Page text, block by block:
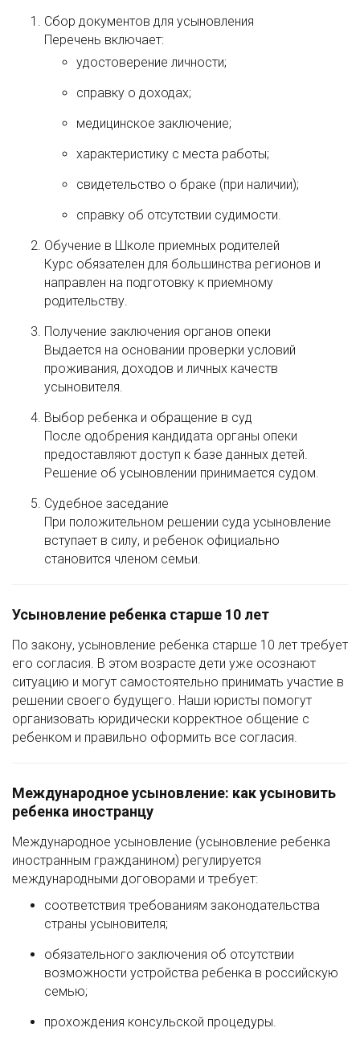
Сбор документов для усыновления
Перечень включает:
удостоверение личности;
справку о доходах;
медицинское заключение;
характеристику с места работы;
свидетельство о браке (при наличии);
справку об отсутствии судимости.
Обучение в Школе приемных родителей
Курс обязателен для большинства регионов и
направлен на подготовку к приемному
родительству.
Получение заключения органов опеки
Выдается на основании проверки условий
проживания, доходов и личных качеств
усыновителя.
Выбор ребенка и обращение в суд
После одобрения кандидата органы опеки
предоставляют доступ к базе данных детей.
Решение об усыновлении принимается судом.
Судебное заседание
При положительном решении суда усыновление
вступает в силу, и ребенок официально
становится членом семьи.
Усыновление ребенка старше 10 лет
По закону, усыновление ребенка старше 10 лет требует
его согласия. В этом возрасте дети уже осознают
ситуацию и могут самостоятельно принимать участие в
решении своего будущего. Наши юристы помогут
организовать юридически корректное общение с
ребенком и правильно оформить все согласия.
Международное усыновление: как усыновить
ребенка иностранцу
Международное усыновление (усыновление ребенка
иностранным гражданином) регулируется
международными договорами и требует:
соответствия требованиям законодательства
страны усыновителя;
обязательного заключения об отсутствии
возможности устройства ребенка в российскую
семью;
прохождения консульской процедуры.